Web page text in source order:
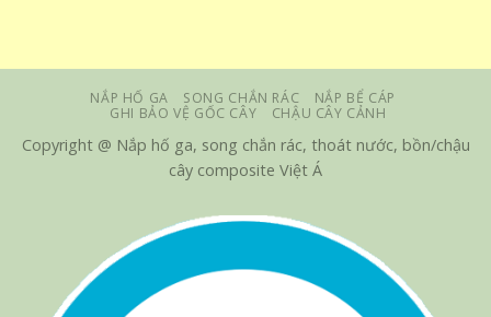
NẮP HỐ GA SONG CHẮN RÁC
NẮP BỂ CÁP
GHI BẢO VỆ GỐC CÂY
CHẬU CÂY CẢNH
Copyright @ Nắp hố ga, song chắn rác, thoát nước, bồn/chậu
cây composite Việt Á